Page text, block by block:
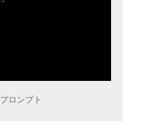
ロンプト